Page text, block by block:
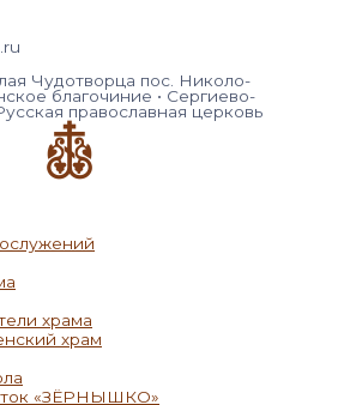
Чудотворца пос. Николо-
благочиние • Сергиево-
православная церковь
храма
храм
«ЗЁРНЫШКО»